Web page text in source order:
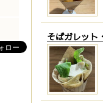
そばガレット